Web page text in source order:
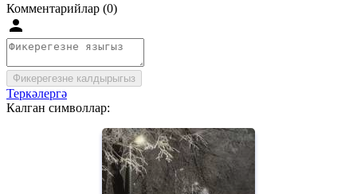
Комментарийлар (0)
Фикерегезне калдырыгыз
Теркәлергә
Калган символлар: